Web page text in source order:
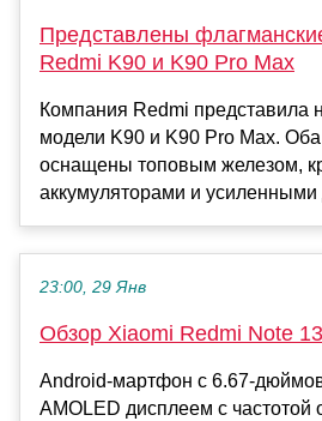
Представлены
Redmi K90 и K90 Pro Max
Компания Redmi представила
модели K90 и K90 Pro Max.
оснащены топовым железом,
аккумуляторами и усиленными
23:00, 29 Янв
Обзор Xiaomi Redmi Note
Android-мартфон с 6.67-
AMOLED дисплеем с частотой